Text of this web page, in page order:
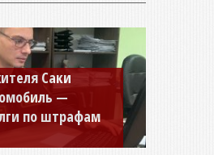
Саки
—
по штрафам